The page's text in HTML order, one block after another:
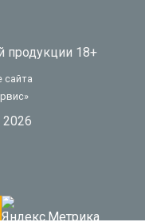
продукции 18+
сайта